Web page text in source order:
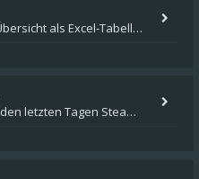
Und hier das Gesamtpaket plus Übersicht als Excel-Tabelle: https://forum.schicksalsklinge.com/viewtopic.php?f=239&t=156
Die zwölfe zum Gruß! Ich habe in den letzten Tagen Steam auf meinem Desktop PC mit Windows 11 installiert und über Steam